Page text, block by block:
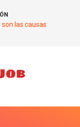
las causas